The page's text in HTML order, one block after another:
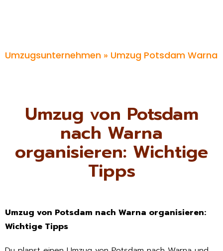
Umzugsunternehmen » Umzug Potsdam Warna
Umzug von Potsdam
nach Warna
organisieren: Wichtige
Tipps
Umzug von Potsdam nach Warna organisieren:
Wichtige Tipps